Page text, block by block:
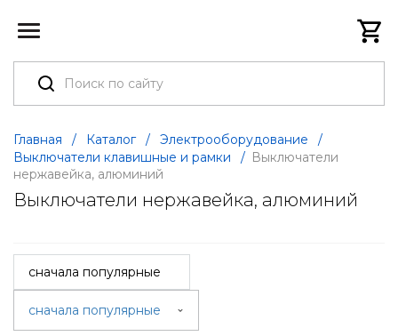
Главная / Каталог / Электрооборудование
/
Выключатели клавишные и рамки
/ Выключатели
нержавейка, алюминий
Выключатели нержавейка, алюминий
сначала популярные